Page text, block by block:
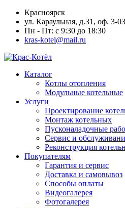
Красноярск
ул. Караульная, д.31, оф. 3-03
Пн - Пт: с 9:30 до 18:30
kras-kotel@mail.ru
Каталог
Котлы отопления
Модульные котельные
Услуги
Проектирование
Монтаж котельных
Пусконаладочные
Сервис и
Реконструкция
Покупателям
Гарантия и сервис
Доставка и самовывоз
Способы оплаты
Видеогалерея
Фотогалерея